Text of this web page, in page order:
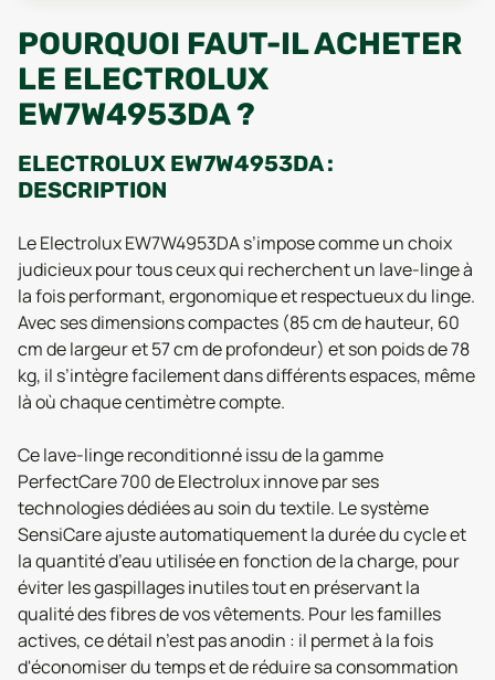
POURQUOI FAUT-IL ACHETER
LE ELECTROLUX
EW7W4953DA ?
ELECTROLUX EW7W4953DA :
DESCRIPTION
Le Electrolux EW7W4953DA s’impose comme un choix
judicieux pour tous ceux qui recherchent un lave-linge à
la fois performant, ergonomique et respectueux du linge.
Avec ses dimensions compactes (85 cm de hauteur, 60
cm de largeur et 57 cm de profondeur) et son poids de 78
kg, il s’intègre facilement dans différents espaces, même
là où chaque centimètre compte.
Ce lave-linge reconditionné issu de la gamme
PerfectCare 700 de Electrolux innove par ses
technologies dédiées au soin du textile. Le système
SensiCare ajuste automatiquement la durée du cycle et
la quantité d’eau utilisée en fonction de la charge, pour
éviter les gaspillages inutiles tout en préservant la
qualité des fibres de vos vêtements. Pour les familles
actives, ce détail n’est pas anodin : il permet à la fois
d'économiser du temps et de réduire sa consommation